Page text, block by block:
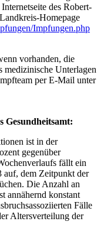
des Robert-
Homepage
Impfungen.php
vorhanden, die
medizinische Unterlagen
per E-Mail unter
Gesundheitsamt:
ist in der
gegenüber
fällt ein
auf, dem Zeitpunkt der
Die Anzahl an
annähernd konstant
Fälle
Altersverteilung der